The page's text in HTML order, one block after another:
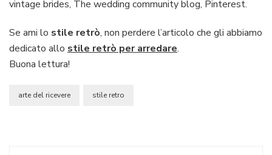
vintage brides, The wedding community blog, Pinterest.
Se ami lo stile retrò, non perdere l’articolo che gli abbiamo
dedicato allo stile retrò per arredare.
Buona lettura!
arte del ricevere stile retro